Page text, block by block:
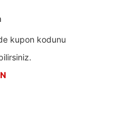
kupon kodunu